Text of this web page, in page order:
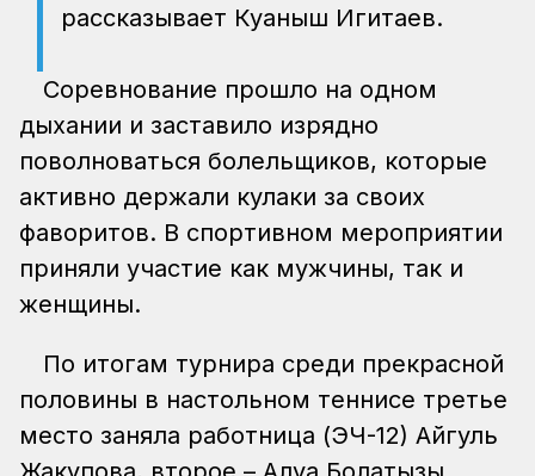
рассказывает Куаныш Игитаев.
Соревнование прошло на одном
дыхании и заставило изрядно
поволноваться болельщиков, которые
активно держали кулаки за своих
фаворитов. В спортивном мероприятии
приняли участие как мужчины, так и
женщины.
По итогам турнира среди прекрасной
половины в настольном теннисе третье
место заняла работница (ЭЧ-12) Айгуль